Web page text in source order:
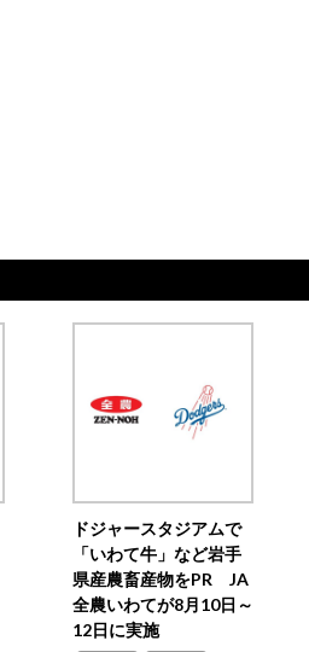
ドジャースタジアムで
「いわて牛」など岩手
県産農畜産物をPR JA
全農いわてが8月10日～
12日に実施